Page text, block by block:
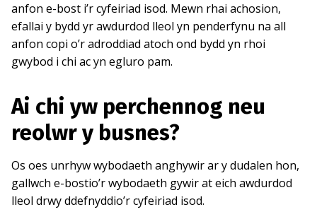
anfon e-bost i’r cyfeiriad isod. Mewn rhai achosion,
efallai y bydd yr awdurdod lleol yn penderfynu na all
anfon copi o’r adroddiad atoch ond bydd yn rhoi
gwybod i chi ac yn egluro pam.
Ai chi yw perchennog neu
reolwr y busnes?
Os oes unrhyw wybodaeth anghywir ar y dudalen hon,
gallwch e-bostio’r wybodaeth gywir at eich awdurdod
lleol drwy ddefnyddio’r cyfeiriad isod.